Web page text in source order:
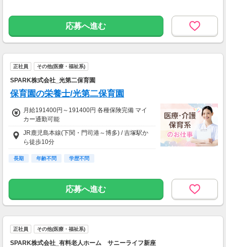
応募へ進む
正社員 その他(医療・福祉系)
SPARK株式会社_光第二保育園
保育園の栄養士/光第二保育園
月給191400円～191400円 各種保険完備 マイ
カー通勤可能
JR鹿児島本線(下関・門司港～博多) / 吉塚駅か
ら徒歩10分
長期 年齢不問 学歴不問
応募へ進む
正社員 その他(医療・福祉系)
SPARK株式会社_有料老人ホーム サニーライフ新座